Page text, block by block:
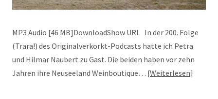
MP3 Audio [46 MB]DownloadShow URL In der 200. Folge
(Trara!) des Originalverkorkt-Podcasts hatte ich Petra
und Hilmar Naubert zu Gast. Die beiden haben vor zehn
Jahren ihre Neuseeland Weinboutique… Weiterlesen